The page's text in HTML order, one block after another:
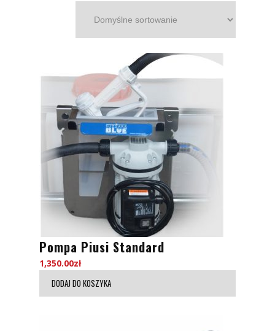
Pompa Piusi Standard
1,350.00zł
DODAJ DO KOSZYKA